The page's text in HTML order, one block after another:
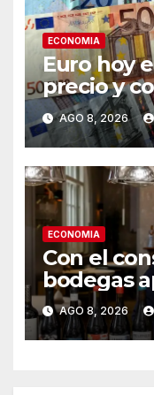
ECONOMIA
Euro hoy
precio y
este
2026
AGO 8, 2026
ECONOMIA
Con el
bodegas
argentino
gourmet
AGO 8, 2026